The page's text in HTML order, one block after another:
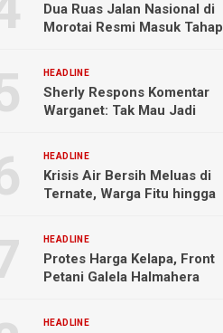
Dua Ruas Jalan Nasional di
Morotai Resmi Masuk Tahap
HEADLINE
Sherly Respons Komentar
Warganet: Tak Mau Jadi
HEADLINE
Krisis Air Bersih Meluas di
Ternate, Warga Fitu hingga
HEADLINE
Protes Harga Kelapa, Front
Petani Galela Halmahera
HEADLINE